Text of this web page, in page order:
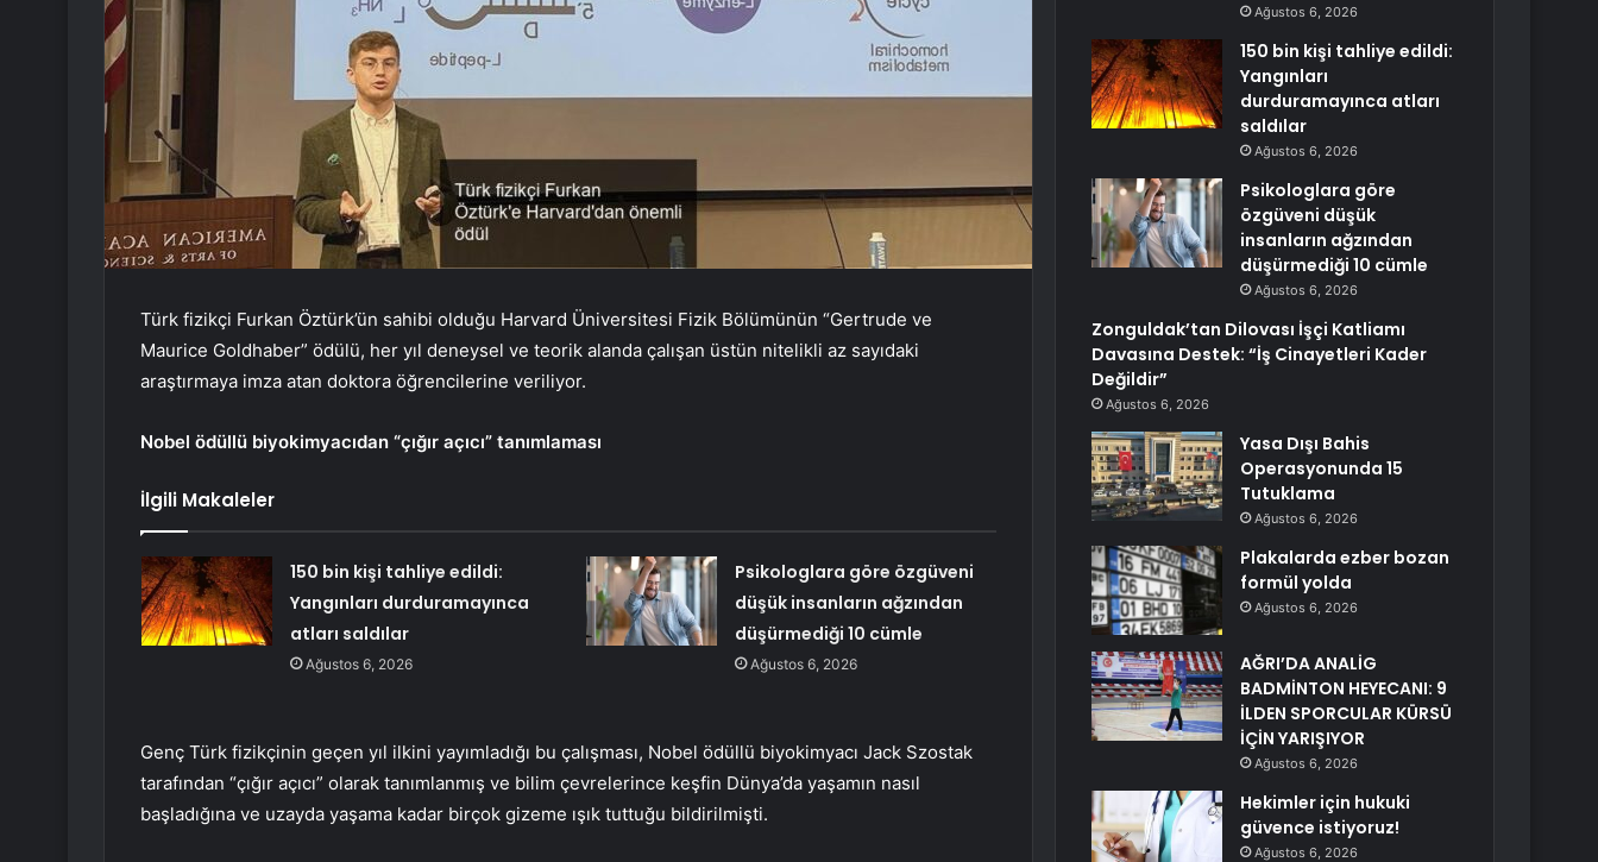
Türk fizikçi Furkan Öztürk’ün sahibi olduğu Harvard Üniversitesi Fizik Bölümünün “Gertrude ve
Maurice Goldhaber” ödülü, her yıl deneysel ve teorik alanda çalışan üstün nitelikli az sayıdaki
araştırmaya imza atan doktora öğrencilerine veriliyor.
Nobel ödüllü biyokimyacıdan “çığır açıcı” tanımlaması
İlgili Makaleler
150 bin kişi tahliye edildi:
Yangınları durduramayınca
atları saldılar
Ağustos 6, 2026
Psikologlara göre özgüveni
düşük insanların ağzından
düşürmediği 10 cümle
Ağustos 6, 2026
Genç Türk fizikçinin geçen yıl ilkini yayımladığı bu çalışması, Nobel ödüllü biyokimyacı Jack Szostak
tarafından “çığır açıcı” olarak tanımlanmış ve bilim çevrelerince keşfin Dünya’da yaşamın nasıl
başladığına ve uzayda yaşama kadar birçok gizeme ışık tuttuğu bildirilmişti.
Ağustos 6, 2026
150 bin kişi tahliye edildi:
Yangınları
durduramayınca atları
saldılar
Ağustos 6, 2026
Psikologlara göre
özgüveni düşük
insanların ağzından
düşürmediği 10 cümle
Ağustos 6, 2026
Zonguldak’tan Dilovası İşçi Katliamı
Davasına Destek: “İş Cinayetleri Kader
Değildir”
Ağustos 6, 2026
Yasa Dışı Bahis
Operasyonunda 15
Tutuklama
Ağustos 6, 2026
Plakalarda ezber bozan
formül yolda
Ağustos 6, 2026
AĞRI’DA ANALİG
BADMİNTON HEYECANI: 9
İLDEN SPORCULAR KÜRSÜ
İÇİN YARIŞIYOR
Ağustos 6, 2026
Hekimler için hukuki
güvence istiyoruz!
Ağustos 6, 2026